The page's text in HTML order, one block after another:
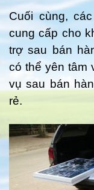
Cuối cùng,
cung cấp cho
trợ sau bán
có thể yên tâm
vụ sau bán
rẻ.